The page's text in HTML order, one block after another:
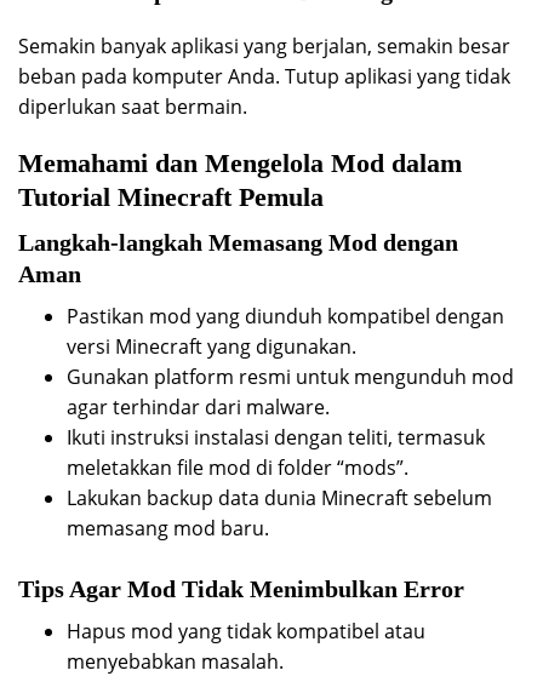
Semakin banyak aplikasi yang berjalan, semakin besar
beban pada komputer Anda. Tutup aplikasi yang tidak
diperlukan saat bermain.
Memahami dan Mengelola Mod dalam
Tutorial Minecraft Pemula
Langkah-langkah Memasang Mod dengan
Aman
Pastikan mod yang diunduh kompatibel dengan
versi Minecraft yang digunakan.
Gunakan platform resmi untuk mengunduh mod
agar terhindar dari malware.
Ikuti instruksi instalasi dengan teliti, termasuk
meletakkan file mod di folder “mods”.
Lakukan backup data dunia Minecraft sebelum
memasang mod baru.
Tips Agar Mod Tidak Menimbulkan Error
Hapus mod yang tidak kompatibel atau
menyebabkan masalah.